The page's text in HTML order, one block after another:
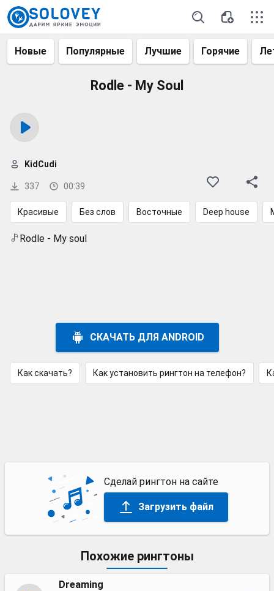
Новые Популярные Лучшие Горячие
Rodle - My Soul
337 00:39
KidCudi
Красивые Без слов Восточные Deep house
Rodle - My soul
СКАЧАТЬ ДЛЯ ANDROID
Как скачать? Как установить рингтон на телефон?
Сделай рингтон на сайте
Загрузить файл
Похожие рингтоны
Dreaming